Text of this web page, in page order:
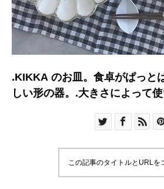
.KIKKA のお皿。食卓がぱっと
しい形の器。.大きさによって
みると花びらが重なっている
#KIKKA #食器#キッチンツール
この記事のタイトルとURLを